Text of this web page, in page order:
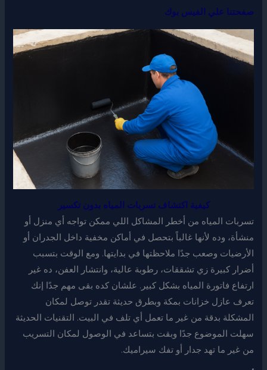
صفحتنا علي الفيس بوك
كيفية اكتشاف تسربات المياه بدون تكسير
تسربات المياه من أخطر المشاكل اللي ممكن تواجه أي منزل أو
منشأة، وده لأنها غالباً بتحصل في أماكن مخفية داخل الجدران أو
الأرضيات وصعب جدًا ملاحظتها في بدايتها. ومع الوقت بتسبب
أضرار كبيرة زي تشققات، رطوبة عالية، وانتشار العفن، ده غير
ارتفاع فاتورة المياه بشكل كبير. علشان كده بقى مهم جدًا إنك
تعرف عازل خزانات بمكة وبطرق حديثة تقدر توصل لمكان
المشكلة بدقة من غير ما تعمل أي تلف في البيت. التقنيات الحديثة
سهلت الموضوع جدًا وبقت بتساعد في الوصول لمكان التسريب
من غير ما تهد جدار أو تفك سيراميك.